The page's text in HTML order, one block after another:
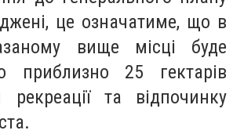
це означатиме, що в
вище місці буде
приблизно 25 гектарів
рекреації та відпочинку